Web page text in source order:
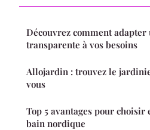
Découvrez comment adapter
transparente à vos besoins
Allojardin : trouvez le
vous
Top 5 avantages pour
bain nordique